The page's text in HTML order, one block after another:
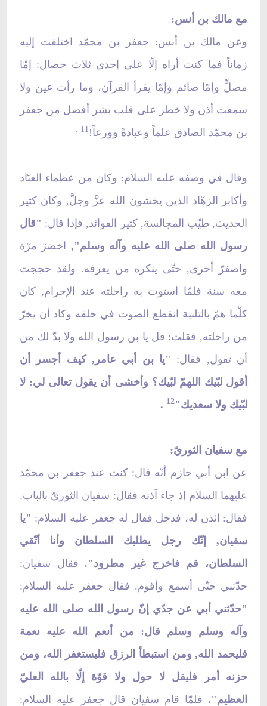
مع مالك بن أنس:
وعن مالك بن أنس: جعفر بن محمّد اختلفت إليه
زماناً فما كنت أراه إلّا على إحدى ثلاث خصال: إمّا
مصلٍّ وإمّا صائم وإمّا يقرأ القرآن، وما رأت عين ولا
سمعت أذن ولا خطر على قلب بشر أفضل من جعفر
بن محمّد الصادق علماً وعبادةً وورعاً! 11
.
وقال في وصفه عليه السلام: وكان من عظماء العبّاد
وأكابر الزهّاد الذين يخشون الله عزَّ وجلَّ, وكان كثير
الحديث, طيّب المجالسة, كثير الفوائد, فإذا قال: "قال
رسول الله صلى الله عليه وآله وسلم", اخضرّ مرّة
واصفرّ أخرى, حتّى ينكره من يعرفه. ولقد حججت
معه سنة فلمّا استوت به راحلته عند الإحرام, كان
كلّما همّ بالتلبية انقطع الصوت في حلقه وكاد أن يخرّ
من راحلته, فقلت: قل يا بن رسول الله ولا بدّ لك من
أن تقول, فقال: "يا بن أبي عامر, كيف أجسر أن
أقول لبّيك اللهمّ لبّيك؟ وأخشى أن يقول تعالى لي: لا
لبّيك ولا سعديك"12
.
مع سفيان الثوريّ:
عن ابن أبي حازم أنّه قال: كنت عند جعفر بن محمّد
عليهما السلام إذ جاء آذنه فقال: سفيان الثوريّ بالباب.
فقال: ائذن له، فدخل فقال له جعفر عليه السلام: "يا
سفيان, إنّك رجل يطلبك السلطان وأنا أتّقي
السلطان، قم فاخرج غير مطرود". فقال سفيان:
حدّثني حتّى أسمع وأقوم. فقال جعفر عليه السلام:
"حدّثني أبي عن جدّي إنّ رسول الله صلى الله عليه
وآله وسلم وسلم قال: من أنعم الله عليه نعمة
فليحمد الله, ومن استبطأ الرزق فليستغفر الله، ومن
حزنه أمر فليقل لا حول ولا قوّة إلّا بالله العليّ
العظيم". فلمّا قام سفيان قال جعفر عليه السلام: